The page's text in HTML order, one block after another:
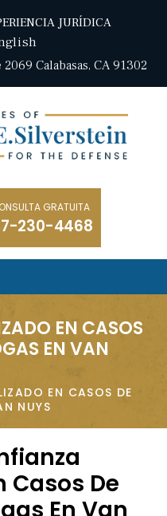
JURÍDICA
Calabasas, CA 91302
GRATUITA
230-4468
EN CASOS
EN VAN
EN CASOS DE
NUYS
Casos De
En Van